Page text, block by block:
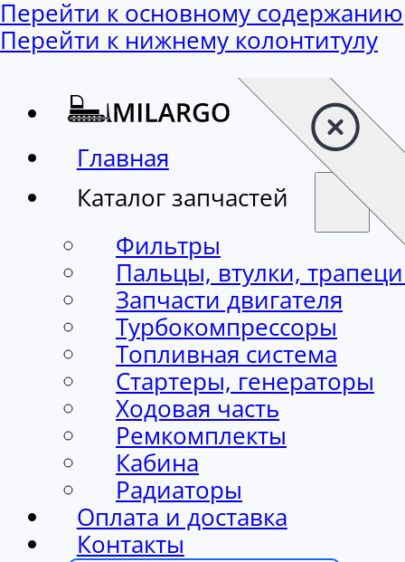
Перейти к основному содержанию
Перейти к нижнему колонтитулу
Главная
Каталог запчастей
Фильтры
Пальцы, втулки,
Запчасти двигателя
Турбокомпрессоры
Топливная система
Стартеры, генераторы
Ходовая часть
Ремкомплекты
Кабина
Радиаторы
Оплата и доставка
Контакты